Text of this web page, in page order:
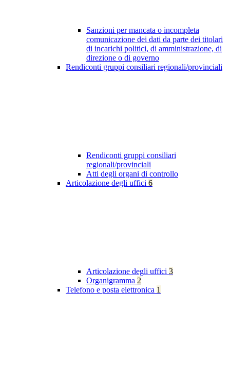
Sanzioni per mancata o incompleta
comunicazione dei dati da parte dei titolari
di incarichi politici, di amministrazione, di
direzione o di governo
Rendiconti gruppi consiliari regionali/provinciali
Rendiconti gruppi consiliari
regionali/provinciali
Atti degli organi di controllo
Articolazione degli uffici 6
Articolazione degli uffici 3
Organigramma 2
Telefono e posta elettronica 1